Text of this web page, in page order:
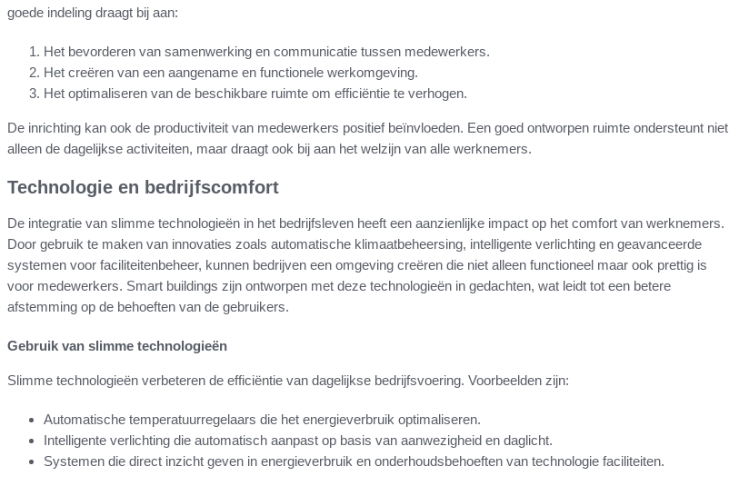
goede indeling draagt bij aan:
Het bevorderen van samenwerking en communicatie tussen medewerkers.
Het creëren van een aangename en functionele werkomgeving.
Het optimaliseren van de beschikbare ruimte om efficiëntie te verhogen.
De inrichting kan ook de productiviteit van medewerkers positief beïnvloeden. Een goed ontworpen ruimte ondersteunt niet
alleen de dagelijkse activiteiten, maar draagt ook bij aan het welzijn van alle werknemers.
Technologie en bedrijfscomfort
De integratie van slimme technologieën in het bedrijfsleven heeft een aanzienlijke impact op het comfort van werknemers.
Door gebruik te maken van innovaties zoals automatische klimaatbeheersing, intelligente verlichting en geavanceerde
systemen voor faciliteitenbeheer, kunnen bedrijven een omgeving creëren die niet alleen functioneel maar ook prettig is
voor medewerkers. Smart buildings zijn ontworpen met deze technologieën in gedachten, wat leidt tot een betere
afstemming op de behoeften van de gebruikers.
Gebruik van slimme technologieën
Slimme technologieën verbeteren de efficiëntie van dagelijkse bedrijfsvoering. Voorbeelden zijn:
Automatische temperatuurregelaars die het energieverbruik optimaliseren.
Intelligente verlichting die automatisch aanpast op basis van aanwezigheid en daglicht.
Systemen die direct inzicht geven in energieverbruik en onderhoudsbehoeften van technologie faciliteiten.